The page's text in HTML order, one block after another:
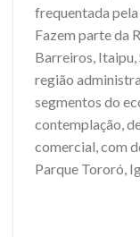
frequentada
Fazem parte da
Barreiros,
região
segmentos do
contemplação,
comercial, com
Parque Tororó,